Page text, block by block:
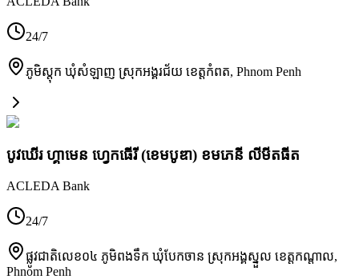
24/7
ភូមិស្តុក ឃុំសំឡាញ ស្រុកអង្គរជ័យ ខេត្តកំពត, Phnom Penh
បូវឃើរ ហ្គាមេន ហ្វេកធើរី (ខេមបូឌា) ខមភេនី លីមីតធីត
ACLEDA Bank
24/7
ផ្លូវជាតិលេខ០៤ ភូមិពងទឹក ឃុំបែកចាន​ ស្រុកអង្គស្នួល ខេត្តកណ្តាល,
Phnom Penh